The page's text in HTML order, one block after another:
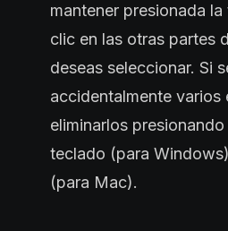
mantener presionada
clic en las otras partes
deseas seleccionar. Si
accidentalmente varios
eliminarlos
teclado (para
(para Mac).